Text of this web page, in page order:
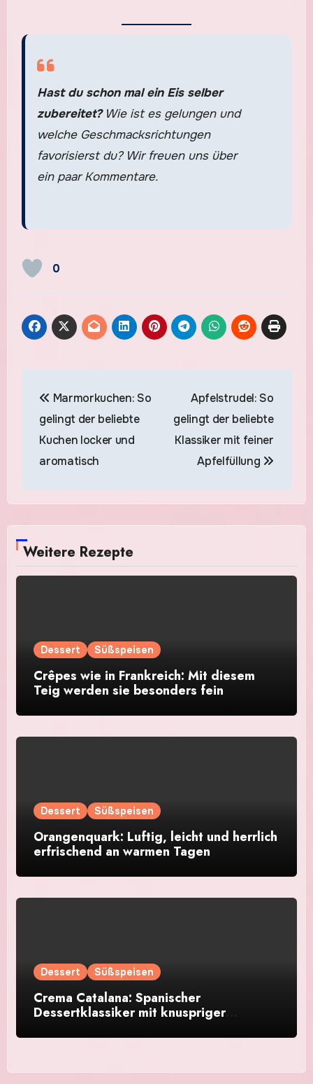
Hast du schon mal ein Eis selber
zubereitet?Wie ist es gelungen und
welche Geschmacksrichtungen
favorisierst du? Wir freuen uns über
ein paar Kommentare.
0
Marmorkuchen: So
gelingt der beliebte
Kuchen locker und
aromatisch
Apfelstrudel: So
gelingt der beliebte
Klassiker mit feiner
Apfelfüllung
Weitere Rezepte
Dessert Süßspeisen
Crêpes wie in Frankreich: Mit diesem
Teig werden sie besonders fein
Dessert Süßspeisen
Orangenquark: Luftig, leicht und herrlich
erfrischend an warmen Tagen
Dessert Süßspeisen
Crema Catalana: Spanischer
Dessertklassiker mit knuspriger